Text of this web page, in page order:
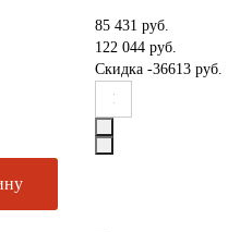
85 431 руб.
122 044 руб.
Скидка -36613 руб.